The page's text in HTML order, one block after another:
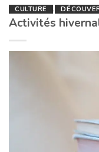
CULTURE ,
Activités